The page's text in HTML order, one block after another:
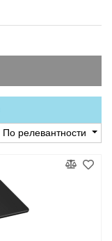
По релевантности